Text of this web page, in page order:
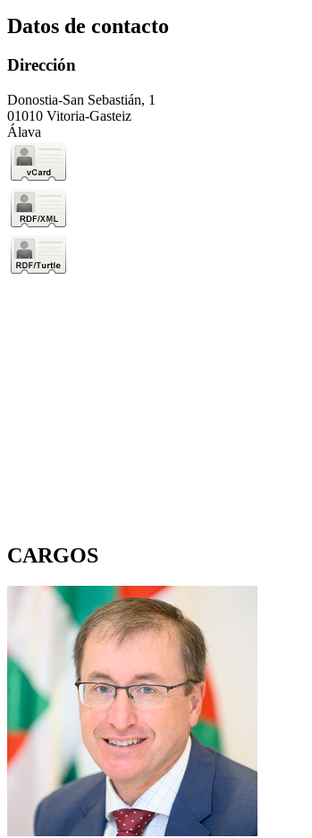
Datos de contacto
Dirección
Donostia-San Sebastián, 1
01010 Vitoria-Gasteiz
Álava
CARGOS